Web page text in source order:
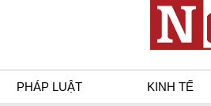
PHÁP LUẬT KINH TẾ